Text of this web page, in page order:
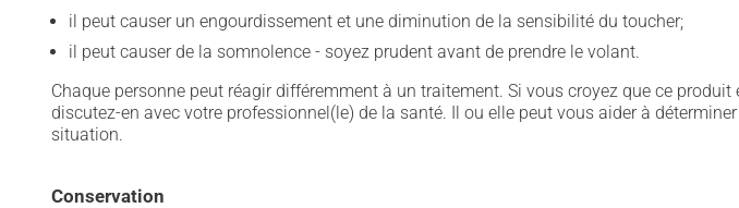
il peut causer un engourdissement et une diminution de la sensibilité du toucher;
il peut causer de la somnolence - soyez prudent avant de prendre le volant.
Chaque personne peut réagir différemment à un traitement. Si vous croyez que ce
discutez-en avec votre professionnel(le) de la santé. Il ou elle peut vous aider à
situation.
Conservation